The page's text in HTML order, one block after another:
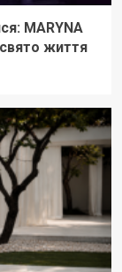
MARYNA
свято життя